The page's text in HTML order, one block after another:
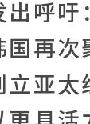
出呼
国再次
立亚太